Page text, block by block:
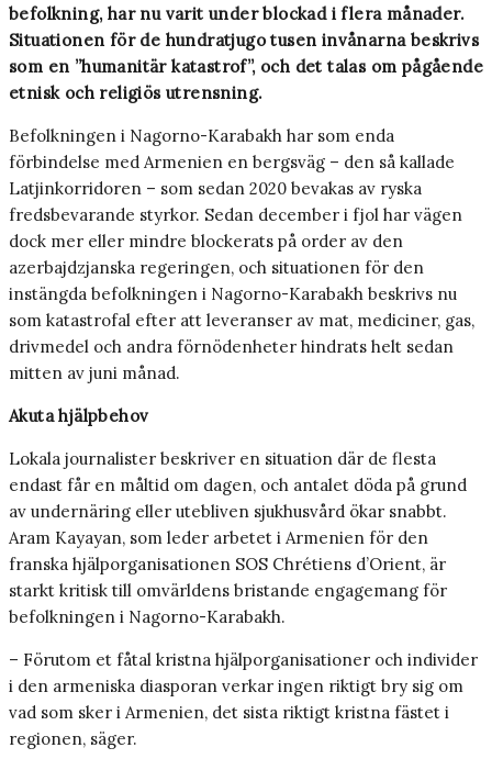
befolkning, har nu varit under blockad i flera månader.
Situationen för de hundratjugo tusen invånarna beskrivs
som en ”humanitär katastrof”, och det talas om pågående
etnisk och religiös utrensning.
Befolkningen i Nagorno-Karabakh har som enda
förbindelse med Armenien en bergsväg – den så kallade
Latjinkorridoren – som sedan 2020 bevakas av ryska
fredsbevarande styrkor. Sedan december i fjol har vägen
dock mer eller mindre blockerats på order av den
azerbajdzjanska regeringen, och situationen för den
instängda befolkningen i Nagorno-Karabakh beskrivs nu
som katastrofal efter att leveranser av mat, mediciner, gas,
drivmedel och andra förnödenheter hindrats helt sedan
mitten av juni månad.
Akuta hjälpbehov
Lokala journalister beskriver en situation där de flesta
endast får en måltid om dagen, och antalet döda på grund
av undernäring eller utebliven sjukhusvård ökar snabbt.
Aram Kayayan, som leder arbetet i Armenien för den
franska hjälporganisationen SOS Chrétiens d’Orient, är
starkt kritisk till omvärldens bristande engagemang för
befolkningen i Nagorno-Karabakh.
– Förutom et fåtal kristna hjälporganisationer och individer
i den armeniska diasporan verkar ingen riktigt bry sig om
vad som sker i Armenien, det sista riktigt kristna fästet i
regionen, säger.